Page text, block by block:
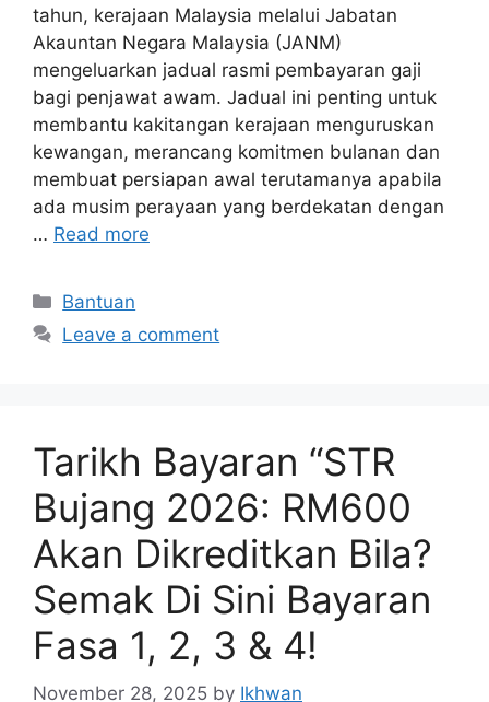
tahun, kerajaan Malaysia melalui Jabatan
Akauntan Negara Malaysia (JANM)
mengeluarkan jadual rasmi pembayaran gaji
bagi penjawat awam. Jadual ini penting untuk
membantu kakitangan kerajaan menguruskan
kewangan, merancang komitmen bulanan dan
membuat persiapan awal terutamanya apabila
ada musim perayaan yang berdekatan dengan
… Read more
Categories
Bantuan
Leave a comment
Tarikh Bayaran “STR
Bujang 2026: RM600
Akan Dikreditkan Bila?
Semak Di Sini Bayaran
Fasa 1, 2, 3 & 4!
November 28, 2025 by Ikhwan